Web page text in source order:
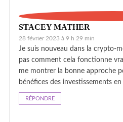
STACEY MATHER
28 février 2023 à 9 h 29 min
Je suis nouveau dans la crypto-
pas comment cela fonctionne
me montrer la bonne approche
bénéfices des investissements
RÉPONDRE